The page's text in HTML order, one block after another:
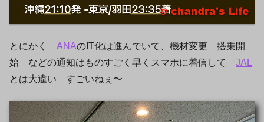
とにかく ANAのIT化は進んでいて、機材変更 搭乗開
始 などの通知はものすごく早くスマホに着信して JAL
とは大違い すごいねぇ〜